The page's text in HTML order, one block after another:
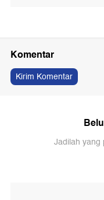
Komentar
Kirim Komentar
Jadilah yang